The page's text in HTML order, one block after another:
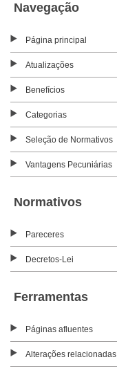
Navegação
Página principal
Atualizações
Benefícios
Categorias
Seleção de Normativos
Vantagens Pecuniárias
Normativos
Pareceres
Decretos-Lei
Ferramentas
Páginas afluentes
Alterações relacionadas